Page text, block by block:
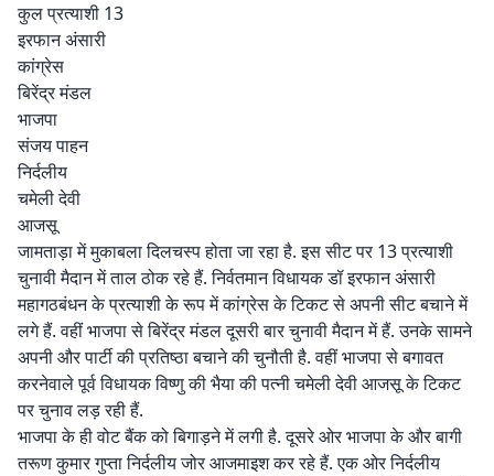
कुल प्रत्याशी 13
इरफान अंसारी
कांग्रेस
बिरेंद्र मंडल
भाजपा
संजय पाहन
निर्दलीय
चमेली देवी
आजसू
जामताड़ा में मुकाबला दिलचस्प होता जा रहा है. इस सीट पर 13 प्रत्याशी
चुनावी मैदान में ताल ठोक रहे हैं. निर्वतमान विधायक डॉ इरफान अंसारी
महागठबंधन के प्रत्याशी के रूप में कांग्रेस के टिकट से अपनी सीट बचाने में
लगे हैं. वहीं भाजपा से बिरेंद्र मंडल दूसरी बार चुनावी मैदान में हैं. उनके सामने
अपनी और पार्टी की प्रतिष्ठा बचाने की चुनौती है. वहीं भाजपा से बगावत
करनेवाले पूर्व विधायक विष्णु की भैया की पत्नी चमेली देवी आजसू के टिकट
पर चुनाव लड़ रही हैं.
भाजपा के ही वोट बैंक को बिगाड़ने में लगी है. दूसरे ओर भाजपा के और बागी
तरूण कुमार गुप्ता निर्दलीय जोर आजमाइश कर रहे हैं. एक ओर निर्दलीय